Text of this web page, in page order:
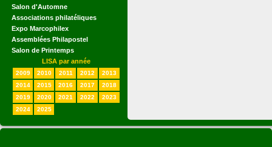
Salon d'Automne
Associations philatéliques
Expo Marcophilex
Assemblées Philapostel
Salon de Printemps
LISA par année
2009 2010 2011 2012
2013
2014
2015 2016 2017
2018
2019
2020 2021 2022
2023
2024
2025